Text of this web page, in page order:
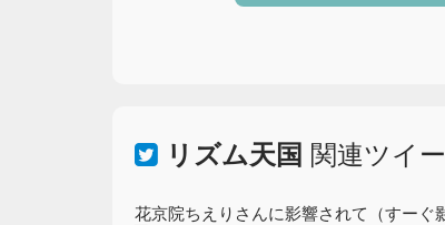
リズム天国 関連ツイ
花京院ちえりさんに影響されて（すーぐ